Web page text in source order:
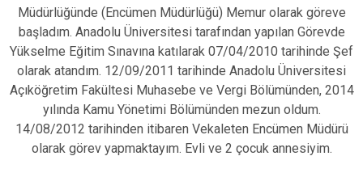
Müdürlüğünde (Encümen Müdürlüğü) Memur olarak göreve
başladım. Anadolu Üniversitesi tarafından yapılan Görevde
Yükselme Eğitim Sınavına katılarak 07/04/2010 tarihinde Şef
olarak atandım. 12/09/2011 tarihinde Anadolu Üniversitesi
Açıköğretim Fakültesi Muhasebe ve Vergi Bölümünden, 2014
yılında Kamu Yönetimi Bölümünden mezun oldum.
14/08/2012 tarihinden itibaren Vekaleten Encümen Müdürü
olarak görev yapmaktayım. Evli ve 2 çocuk annesiyim.